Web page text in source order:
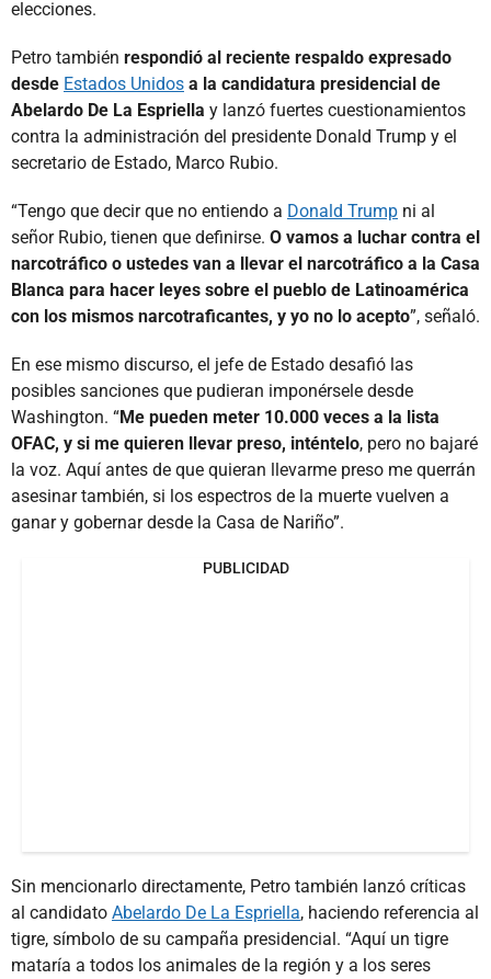
elecciones.
Petro también respondió al reciente respaldo expresado
desde Estados Unidos a la candidatura presidencial de
Abelardo De La Espriella y lanzó fuertes cuestionamientos
contra la administración del presidente Donald Trump y el
secretario de Estado, Marco Rubio.
“Tengo que decir que no entiendo a Donald Trump ni al
señor Rubio, tienen que definirse. O vamos a luchar contra el
narcotráfico o ustedes van a llevar el narcotráfico a la Casa
Blanca para hacer leyes sobre el pueblo de Latinoamérica
con los mismos narcotraficantes, y yo no lo acepto”, señaló.
En ese mismo discurso, el jefe de Estado desafió las
posibles sanciones que pudieran imponérsele desde
Washington. “Me pueden meter 10.000 veces a la lista
OFAC, y si me quieren llevar preso, inténtelo, pero no bajaré
la voz. Aquí antes de que quieran llevarme preso me querrán
asesinar también, si los espectros de la muerte vuelven a
ganar y gobernar desde la Casa de Nariño”.
PUBLICIDAD
Sin mencionarlo directamente, Petro también lanzó críticas
al candidato Abelardo De La Espriella, haciendo referencia al
tigre, símbolo de su campaña presidencial. “Aquí un tigre
mataría a todos los animales de la región y a los seres